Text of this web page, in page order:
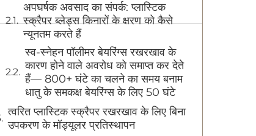
अपघर्षक अवसाद का संपर्क: प्लास्टिक
स्क्रैपर ब्लेड्स किनारों के क्षरण को कैसे
न्यूनतम करते हैं
स्व-स्नेहन पॉलीमर बेयरिंग्स रखरखाव के
कारण होने वाले अवरोध को समाप्त कर देते
हैं— 800+ घंटे का चलने का समय बनाम
धातु के समकक्ष बेयरिंग्स के लिए 50 घंटे
त्वरित प्लास्टिक स्क्रैपर रखरखाव के लिए बिना
उपकरण के मॉड्यूलर प्रतिस्थापन